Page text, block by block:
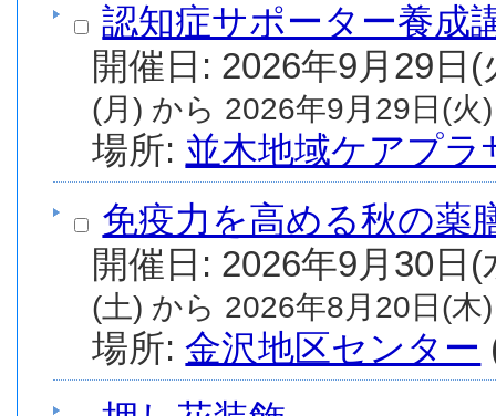
認知症サポーター養成
(月) から 2026年9月29日(火
場所: 並木地域ケアプラ
免疫力を高める秋の薬
(土) から 2026年8月20日(木
場所:金沢地区センター